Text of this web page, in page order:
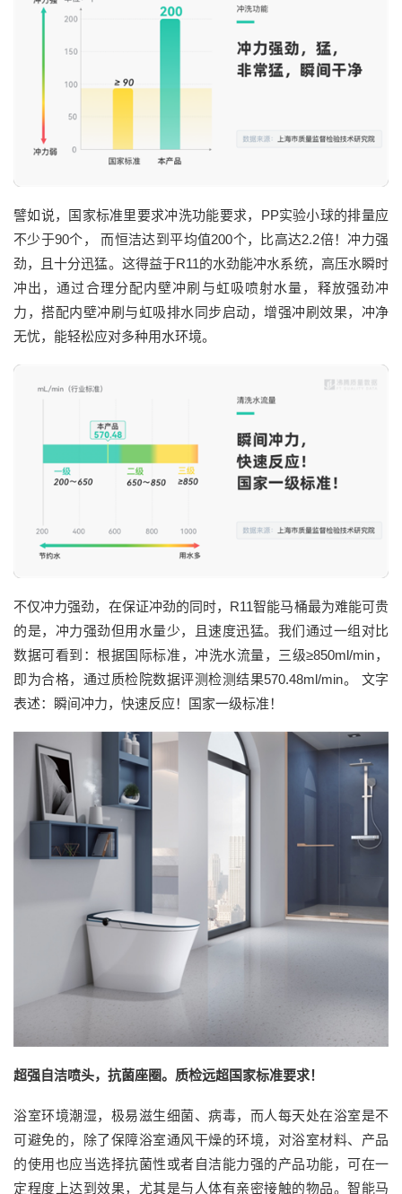
譬如说，国家标准里要求冲洗功能要求，PP实验小球的排量应
不少于90个， 而恒洁达到平均值200个，比高达2.2倍！冲力强
劲，且十分迅猛。这得益于R11的水劲能冲水系统，高压水瞬时
冲出，通过合理分配内壁冲刷与虹吸喷射水量，释放强劲冲
力，搭配内壁冲刷与虹吸排水同步启动，增强冲刷效果，冲净
无忧，能轻松应对多种用水环境。
不仅冲力强劲，在保证冲劲的同时，R11智能马桶最为难能可贵
的是，冲力强劲但用水量少，且速度迅猛。我们通过一组对比
数据可看到：根据国际标准，冲洗水流量，三级≥850ml/min，
即为合格，通过质检院数据评测检测结果570.48ml/min。 文字
表述：瞬间冲力，快速反应！国家一级标准！
超强自洁喷头，抗菌座圈。质检远超国家标准要求！
浴室环境潮湿，极易滋生细菌、病毒，而人每天处在浴室是不
可避免的，除了保障浴室通风干燥的环境，对浴室材料、产品
的使用也应当选择抗菌性或者自洁能力强的产品功能，可在一
定程度上达到效果，尤其是与人体有亲密接触的物品。智能马